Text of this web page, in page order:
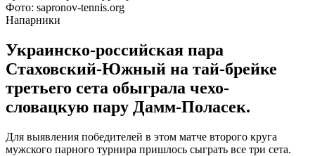
Фото: sapronov-tennis.org
Напарники
Украинско-российская пара
Стаховский-Южный на тай-брейке
третьего сета обыграла чехо-
словацкую пару Дамм-Поласек.
Для выявления победителей в этом матче второго круга
мужского парного турнира пришлось сыграть все три сета.